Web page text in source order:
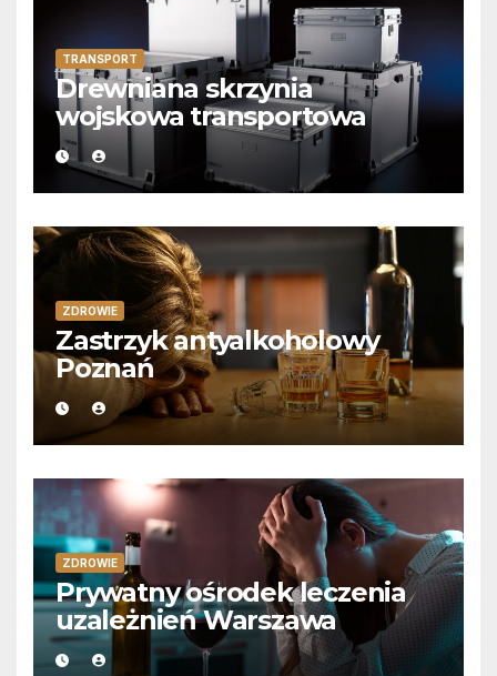
TRANSPORT
Drewniana skrzynia
wojskowa transportowa
ZDROWIE
Zastrzyk antyalkoholowy
Poznań
ZDROWIE
Prywatny ośrodek leczenia
uzależnień Warszawa